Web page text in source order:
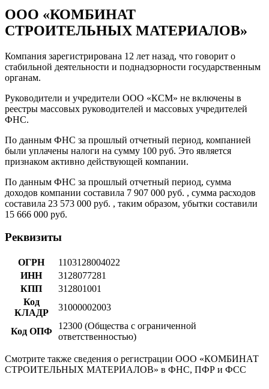
ООО «КОМБИНАТ
СТРОИТЕЛЬНЫХ МАТЕРИАЛОВ»
Компания зарегистрирована 12 лет назад, что говорит о
стабильной деятельности и поднадзорности государственным
органам.
Руководители и учредители ООО «КСМ» не включены в
реестры массовых руководителей и массовых учредителей
ФНС.
По данным ФНС за прошлый отчетный период, компанией
были уплачены налоги на сумму 100 руб. Это является
признаком активно действующей компании.
По данным ФНС за прошлый отчетный период, сумма
доходов компании составила 7 907 000 руб. , сумма расходов
составила 23 573 000 руб. , таким образом, убытки составили
15 666 000 руб.
Реквизиты
ОГРН
1103128004022
ИНН
3128077281
КПП
312801001
Код
КЛАДР
31000002003
Код ОПФ
12300 (Общества с ограниченной
ответственностью)
Смотрите также сведения о регистрации ООО «КОМБИНАТ
СТРОИТЕЛЬНЫХ МАТЕРИАЛОВ» в ФНС, ПФР и ФСС